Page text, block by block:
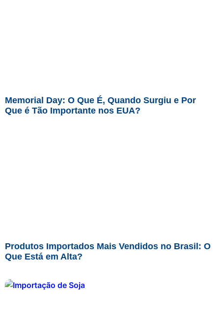
Memorial Day: O Que É, Quando Surgiu e Por
Que é Tão Importante nos EUA?
Produtos Importados Mais Vendidos no Brasil: O
Que Está em Alta?